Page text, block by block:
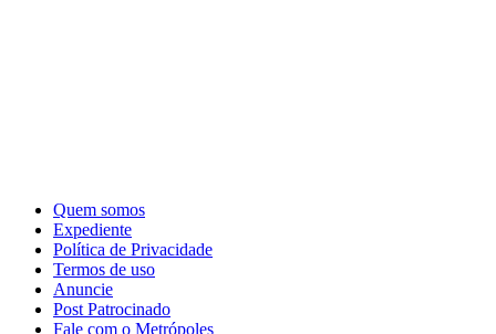
Quem somos
Expediente
Política de Privacidade
Termos de uso
Anuncie
Post Patrocinado
Fale com o Metrópoles